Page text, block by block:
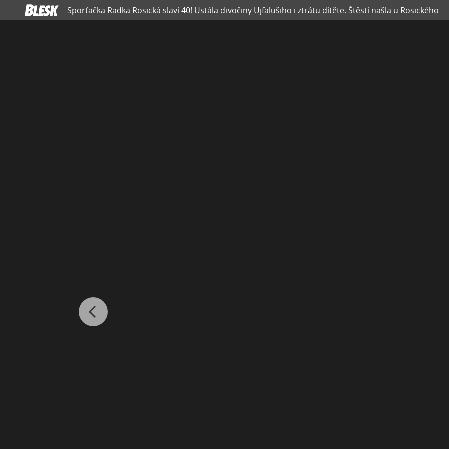
Sporťačka Radka Rosická slaví 40! Ustála divočiny Ujfalušiho i ztrátu dítěte. Štěstí našla u Rosického